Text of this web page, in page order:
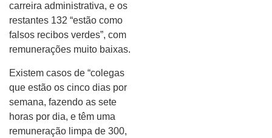
carreira administrativa, e os
restantes 132 “estão como
falsos recibos verdes”, com
remunerações muito baixas.
Existem casos de “colegas
que estão os cinco dias por
semana, fazendo as sete
horas por dia, e têm uma
remuneração limpa de 300,